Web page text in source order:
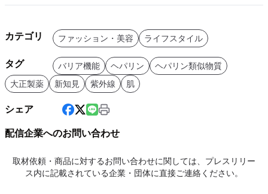
カテゴリ ファッション・美容 ライフスタイル
タグ バリア機能 ヘパリン
ヘパリン類似物質
大正製薬
新知見 紫外線 肌
シェア
配信企業へのお問い合わせ
取材依頼・商品に対するお問い合わせに関しては、プレスリリー
ス内に記載されている企業・団体に直接ご連絡ください。